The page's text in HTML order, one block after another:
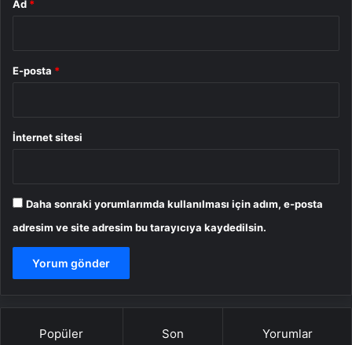
Ad *
E-posta *
İnternet sitesi
Daha sonraki yorumlarımda kullanılması için adım, e-posta
adresim ve site adresim bu tarayıcıya kaydedilsin.
Popüler Son Yorumlar